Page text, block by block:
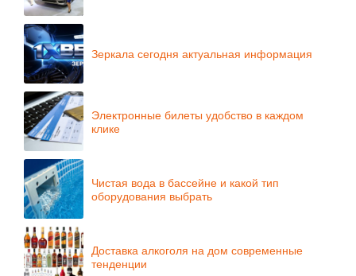
Зеркала сегодня актуальная информация
Электронные билеты удобство в каждом
клике
Чистая вода в бассейне и какой тип
оборудования выбрать
Доставка алкоголя на дом современные
тенденции